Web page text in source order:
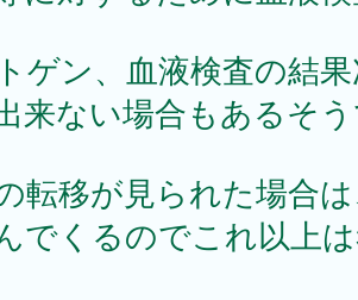
ゲン、血液検査の結
来ない場合もあるそ
転移が見られた場合
んでくるのでこれ以上